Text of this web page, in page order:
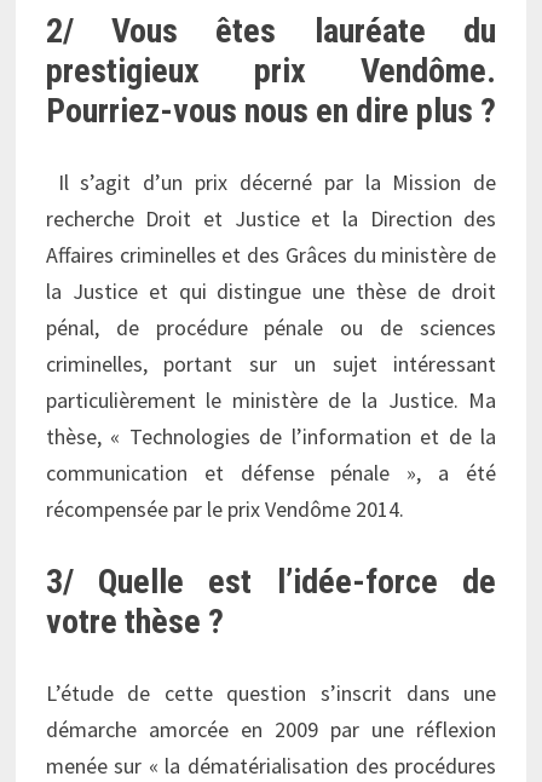
2/ Vous êtes lauréate du
prestigieux prix Vendôme.
Pourriez-vous nous en dire plus ?
Il s’agit d’un prix décerné par la Mission de
recherche Droit et Justice et la Direction des
Affaires criminelles et des Grâces du ministère de
la Justice et qui distingue une thèse de droit
pénal, de procédure pénale ou de sciences
criminelles, portant sur un sujet intéressant
particulièrement le ministère de la Justice. Ma
thèse, « Technologies de l’information et de la
communication et défense pénale », a été
récompensée par le prix Vendôme 2014.
3/ Quelle est l’idée-force de
votre thèse ?
L’étude de cette question s’inscrit dans une
démarche amorcée en 2009 par une réflexion
menée sur « la dématérialisation des procédures